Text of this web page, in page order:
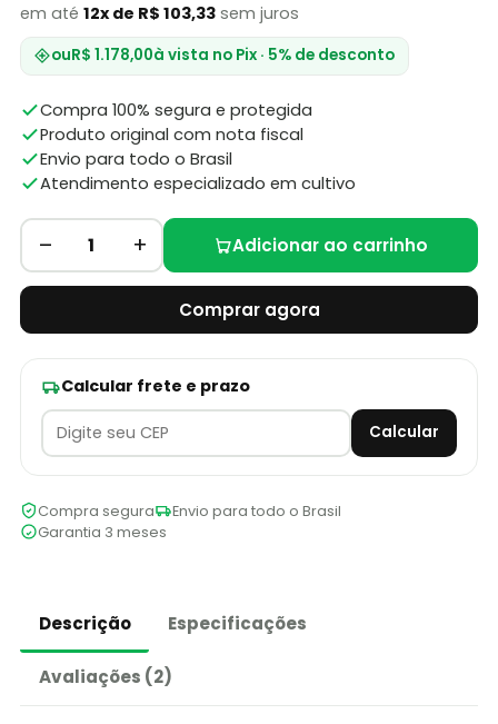
em até 12x de R$ 103,33sem juros
ouR$ 1.178,00à vista no Pix · 5% de desconto
Compra 100% segura e protegida
Produto original com nota fiscal
Envio para todo o Brasil
Atendimento especializado em cultivo
– 1 + Adicionar ao carrinho
Comprar agora
Calcular frete e prazo
Calcular
Compra segura
Envio para todo o Brasil
Garantia 3 meses
Descrição Especificações
Avaliações (2)